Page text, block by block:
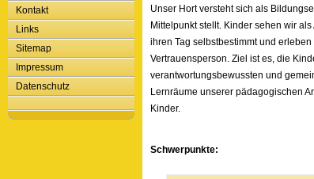
Kontakt
Links
Sitemap
Impressum
Datenschutz
Unser Hort versteht sich als
Mittelpunkt stellt. Kinder sehen wir
ihren Tag selbstbestimmt und
Vertrauensperson. Ziel ist es, die
verantwortungsbewussten und
Lernräume unserer pädagogischen
Kinder.
Schwerpunkte: